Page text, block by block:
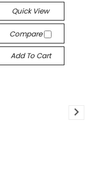
Quick View
Compare
Add To Cart